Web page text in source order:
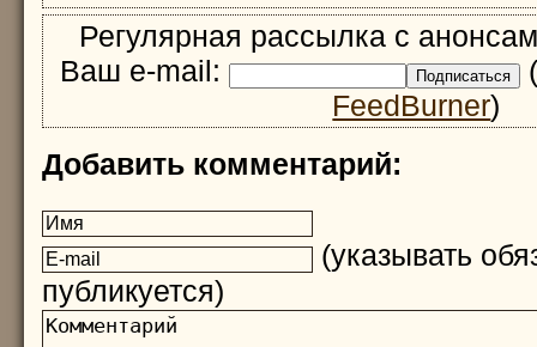
Регулярная рассылка с
Ваш e-mail:
FeedBurner)
Добавить комментарий:
(указывать
публикуется)